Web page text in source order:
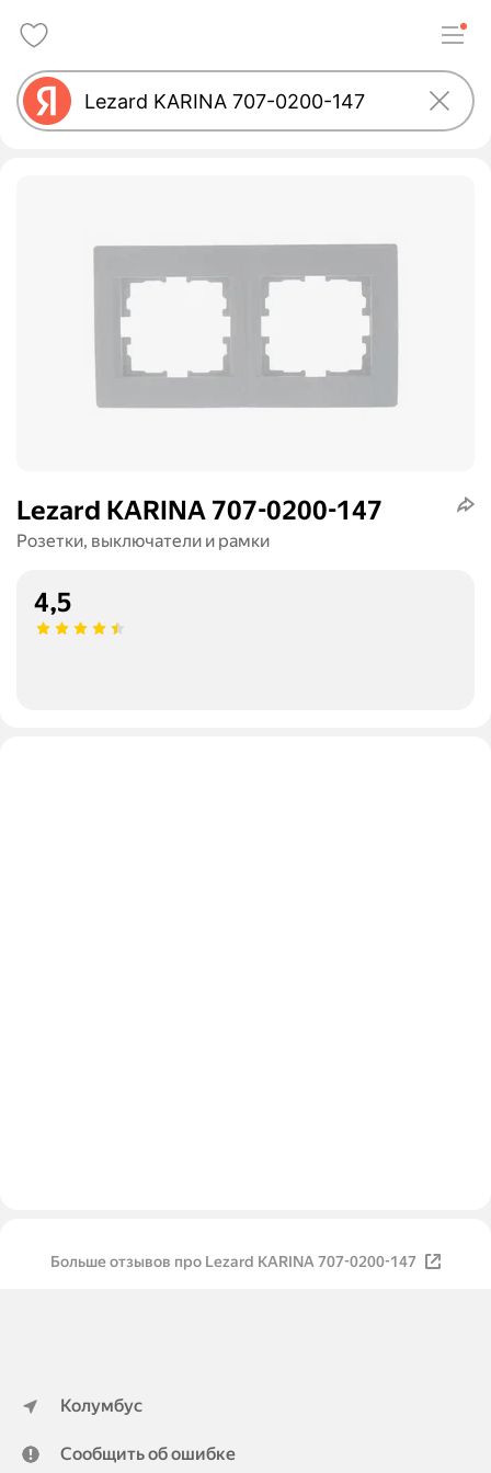
Lezard KARINA 707-0200-147
Розетки, выключатели и рамки
4,5
Больше отзывов про Lezard KARINA 707-0200-147
Колумбус
Сообщить об ошибке